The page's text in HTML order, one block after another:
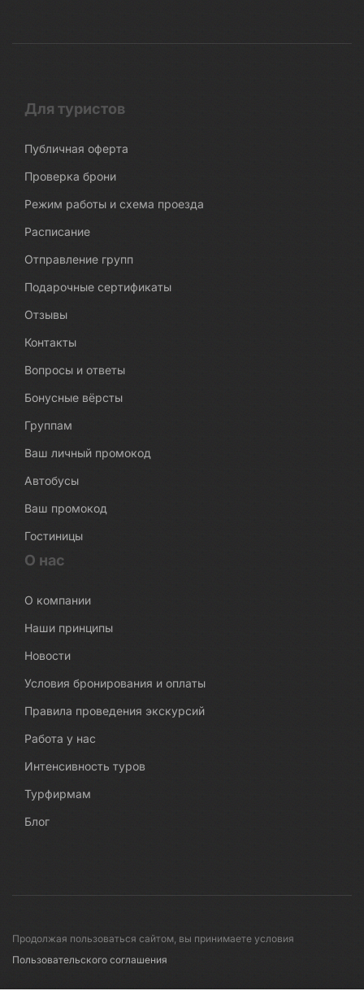
Для туристов
Публичная оферта
Проверка брони
Режим работы и схема проезда
Расписание
Отправление групп
Подарочные сертификаты
Отзывы
Контакты
Вопросы и ответы
Бонусные вёрсты
Группам
Ваш личный промокод
Автобусы
Ваш промокод
Гостиницы
О нас
О компании
Наши принципы
Новости
Условия бронирования и оплаты
Правила проведения экскурсий
Работа у нас
Интенсивность туров
Турфирмам
Блог
Продолжая пользоваться сайтом, вы принимаете условия
Пользовательского соглашения
© 2008-2026 Первые линии